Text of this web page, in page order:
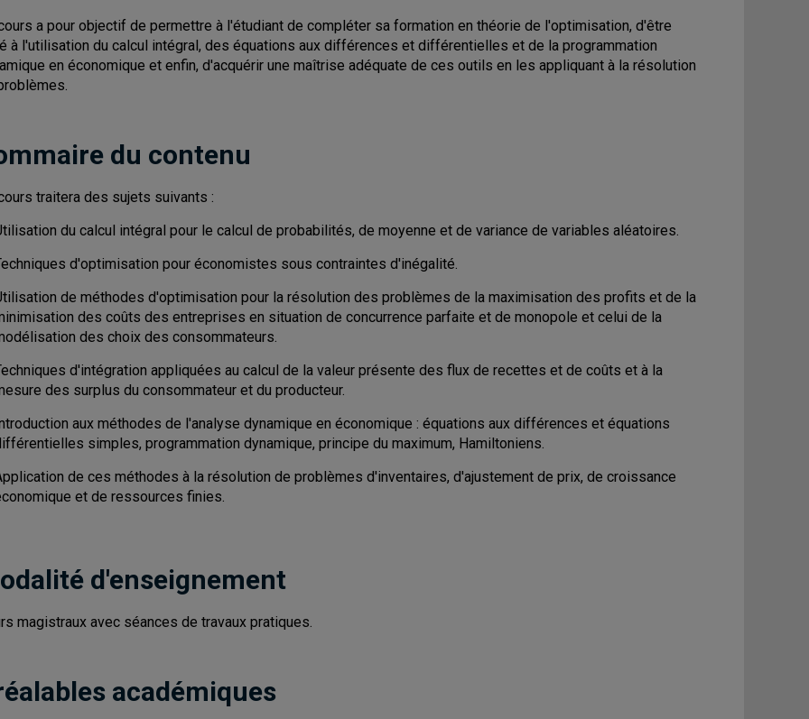
a pour objectif de permettre à l'étudiant de compléter sa formation en théorie de l'optimisation, d'être
à l'utilisation du calcul intégral, des équations aux différences et différentielles et de la programmation
en économique et enfin, d'acquérir une maîtrise adéquate de ces outils en les appliquant à la résolution
du contenu
traitera des sujets suivants :
du calcul intégral pour le calcul de probabilités, de moyenne et de variance de variables aléatoires.
d'optimisation pour économistes sous contraintes d'inégalité.
de méthodes d'optimisation pour la résolution des problèmes de la maximisation des profits et de la
des coûts des entreprises en situation de concurrence parfaite et de monopole et celui de la
des choix des consommateurs.
d'intégration appliquées au calcul de la valeur présente des flux de recettes et de coûts et à la
des surplus du consommateur et du producteur.
aux méthodes de l'analyse dynamique en économique : équations aux différences et équations
simples, programmation dynamique, principe du maximum, Hamiltoniens.
de ces méthodes à la résolution de problèmes d'inventaires, d'ajustement de prix, de croissance
et de ressources finies.
d'enseignement
magistraux avec séances de travaux pratiques.
académiques